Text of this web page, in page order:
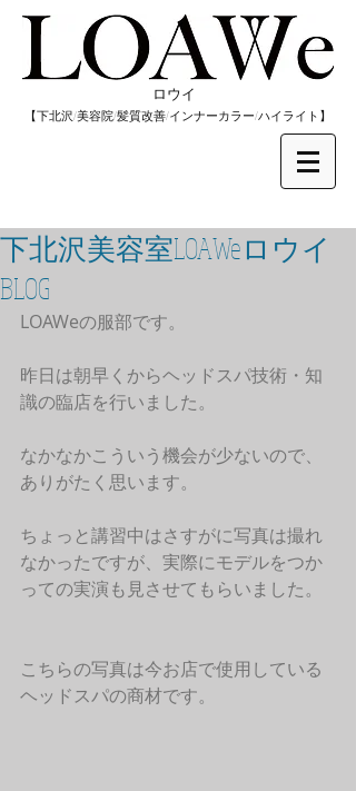
​ロウイ
​【下北沢/美容院/髪質改善/インナーカラー/​ハイライト】
下北沢美容室LOAWeロウイ
BLOG
LOAWeの服部です。
昨日は朝早くからヘッドスパ技術・知
識の臨店を行いました。
なかなかこういう機会が少ないので、
ありがたく思います。
ちょっと講習中はさすがに写真は撮れ
なかったですが、実際にモデルをつか
っての実演も見させてもらいました。
こちらの写真は今お店で使用している
ヘッドスパの商材です。